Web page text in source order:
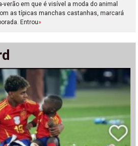
verão em que é visível a moda do animal
as típicas manchas castanhas, marcará
Entrou»